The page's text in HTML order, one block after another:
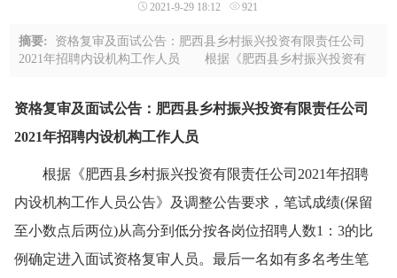
2021-9-29 18:12 921
摘要: 资格复审及面试公告：肥西县乡村振兴投资有限责任公司
2021年招聘内设机构工作人员 根据《肥西县乡村振兴投资有
资格复审及面试公告：肥西县乡村振兴投资有限责任公司
2021年招聘内设机构工作人员
根据《肥西县乡村振兴投资有限责任公司2021年招聘
内设机构工作人员公告》及调整公告要求，笔试成绩(保留
至小数点后两位)从高分到低分按各岗位招聘人数1：3的比
例确定进入面试资格复审人员。最后一名如有多名考生笔